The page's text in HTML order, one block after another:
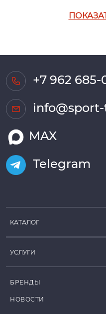
+7 962 685-
MAX
Telegram
КАТАЛОГ
УСЛУГИ
БРЕНДЫ
НОВОСТИ